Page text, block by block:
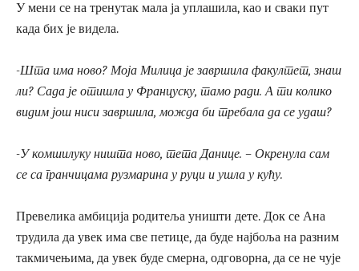
У мени се на тренутак мала ја уплашила, као и сваки пут
када бих је видела.
-Шта има ново? Моја Милица је завршила факултет, знаш
ли? Сада је отишла у Француску, тамо ради. А ти колико
видим још ниси завршила, можда би требала да се удаш?
-У комшилуку ништа ново, тета Данице. – Окренула сам
се са гранчицама рузмарина у руци и ушла у кућу.
Превелика амбиција родитеља уништи дете. Док се Ана
трудила да увек има све петице, да буде најбоља на разним
такмичењима, да увек буде смерна, одговорна, да се не чује